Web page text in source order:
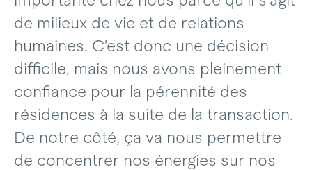
de milieux de vie et de relations
humaines. C’est donc une décision
difficile, mais nous avons pleinement
confiance pour la pérennité des
résidences à la suite de la transaction.
De notre côté, ça va nous permettre
de concentrer nos énergies sur nos